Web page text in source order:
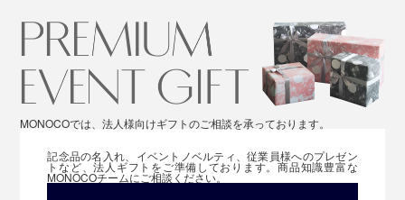
MONOCOでは、法人様向けギフトのご相談を承っております。
記念品の名入れ、イベントノベルティ、従業員様へのプレゼン
トなど、法人ギフトをご準備しております。商品知識豊富な
MONOCOチームにご相談ください。